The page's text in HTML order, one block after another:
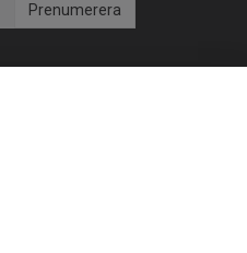
Prenumerera